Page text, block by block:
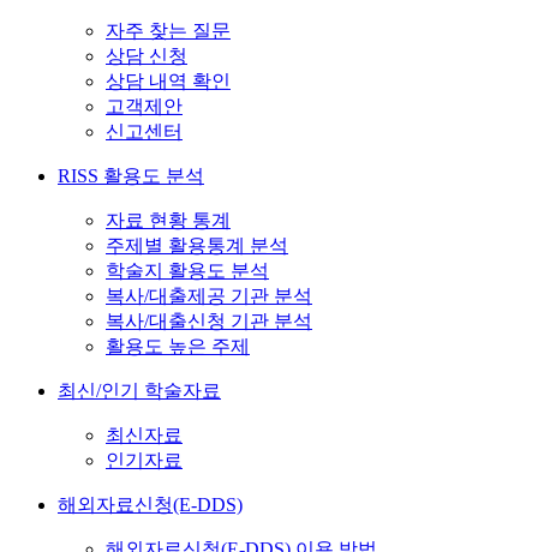
자주 찾는 질문
상담 신청
상담 내역 확인
고객제안
신고센터
RISS 활용도 분석
자료 현황 통계
주제별 활용통계 분석
학술지 활용도 분석
복사/대출제공 기관 분석
복사/대출신청 기관 분석
활용도 높은 주제
최신/인기 학술자료
최신자료
인기자료
해외자료신청(E-DDS)